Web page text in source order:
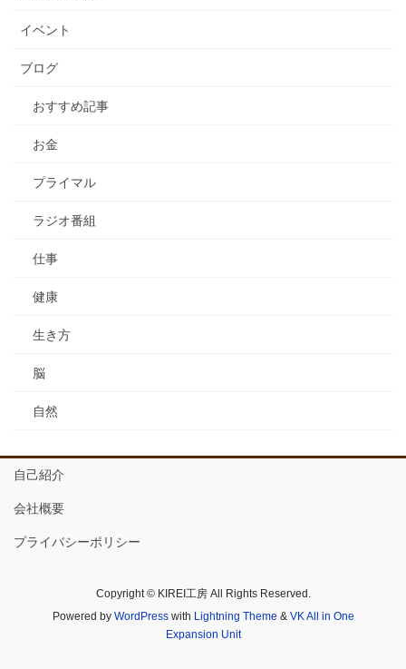
イベント
ブログ
おすすめ記事
お金
プライマル
ラジオ番組
仕事
健康
生き方
脳
自然
自己紹介
会社概要
プライバシーポリシー
Copyright © KIREI工房 All Rights Reserved.
Powered by WordPresswith Lightning Theme & VK All in One
Expansion Unit